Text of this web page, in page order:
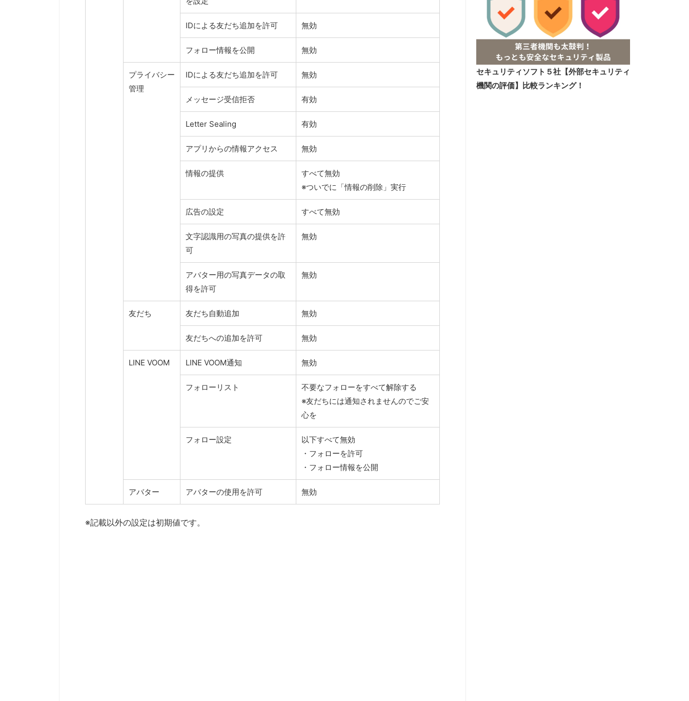
IDによる友だち追加を許可 無効
フォロー情報を公開 無効
プライバシー
管理
IDによる友だち追加を許可 無効
メッセージ受信拒否 有効
Letter Sealing 有効
アプリからの情報アクセス 無効
情報の提供
すべて無効
※ついでに「情報の削除」実行
広告の設定 すべて無効
文字認識用の写真の提供を許
可
無効
アバター用の写真データの取
得を許可
無効
友だち 友だち自動追加 無効
友だちへの追加を許可 無効
LINE VOOM LINE VOOM通知 無効
フォローリスト
不要なフォローをすべて解除する
※友だちには通知されませんのでご安
心を
フォロー設定
以下すべて無効
・フォローを許可
・フォロー情報を公開
アバター アバターの使用を許可 無効
※記載以外の設定は初期値です。
セキュリティソフト５社【外部セキュリティ
機関の評価】比較ランキング！